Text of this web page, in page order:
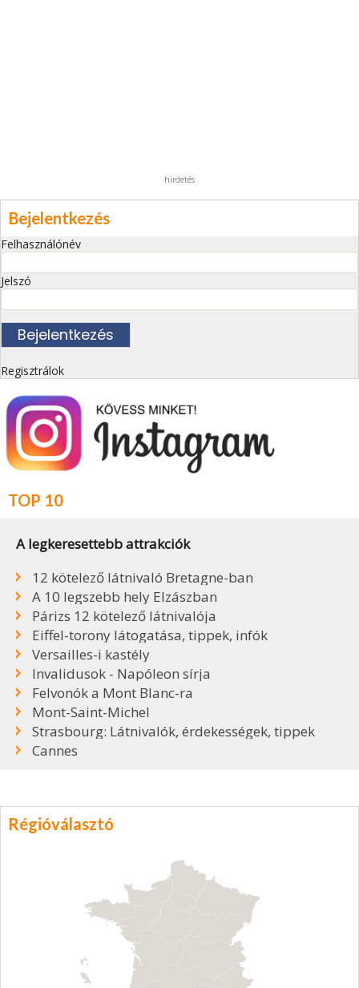
hirdetés
Bejelentkezés
Felhasználónév
Jelszó
Regisztrálok
TOP 10
A legkeresettebb attrakciók
12 kötelező látnivaló Bretagne-ban
A 10 legszebb hely Elzászban
Párizs 12 kötelező látnivalója
Eiffel-torony látogatása, tippek, infók
Versailles-i kastély
Invalidusok - Napóleon sírja
Felvonók a Mont Blanc-ra
Mont-Saint-Michel
Strasbourg: Látnivalók, érdekességek, tippek
Cannes
Régióválasztó